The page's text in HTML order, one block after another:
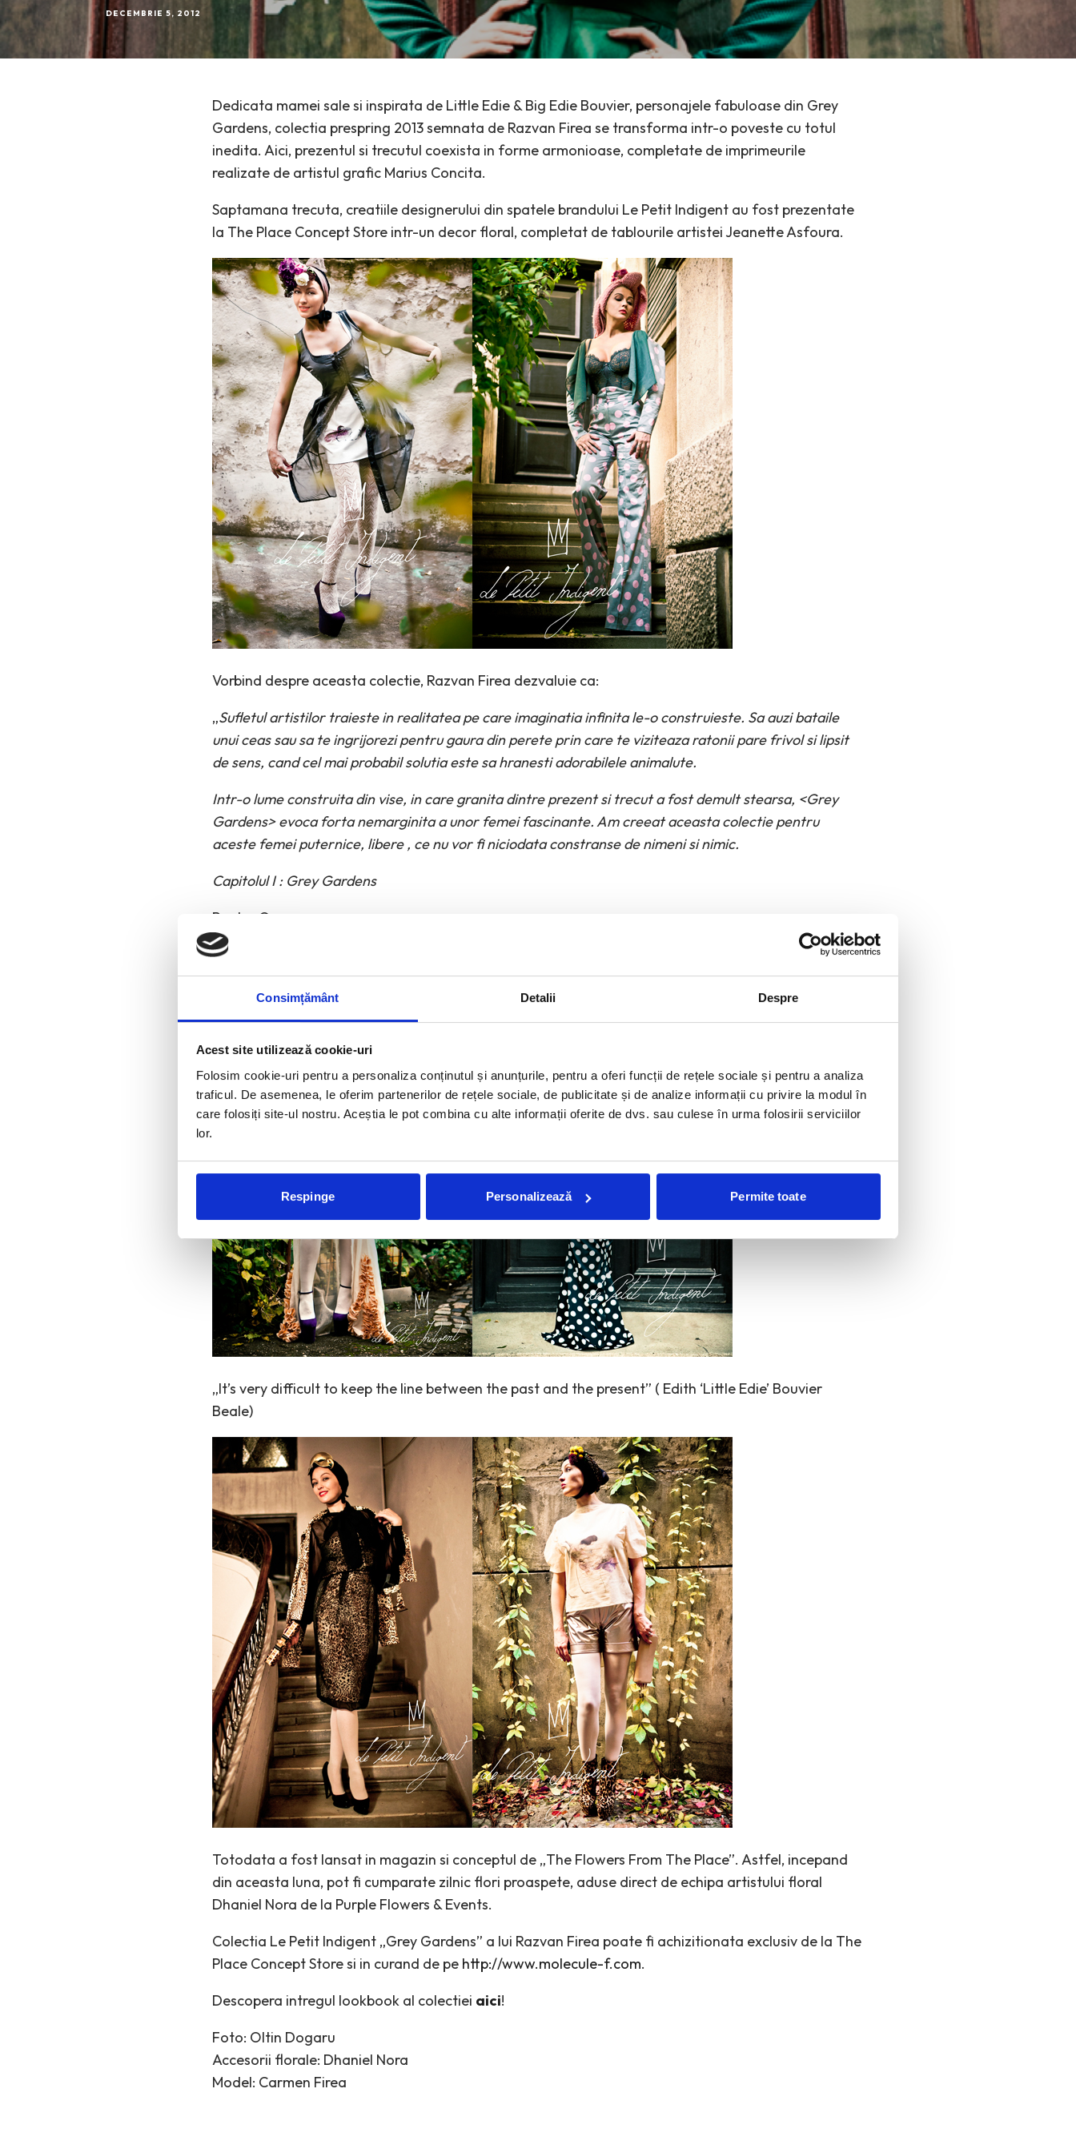
Consimțământ Detalii Despre
Acest site utilizează cookie-uri
Folosim cookie-uri pentru a personaliza conținutul și anunțurile, pentru a oferi funcții de rețele sociale și pentru a analiza
traficul. De asemenea, le oferim partenerilor de rețele sociale, de publicitate și de analize informații cu privire la modul în
care folosiți site-ul nostru. Aceștia le pot combina cu alte informații oferite de dvs. sau culese în urma folosirii serviciilor
lor.
Respinge Personalizează Permite toate
DECEMBRIE 5, 2012
Dedicata mamei sale si inspirata de Little Edie & Big Edie Bouvier, personajele fabuloase din Grey
Gardens, colectia prespring 2013 semnata de Razvan Firea se transforma intr-o poveste cu totul
inedita. Aici, prezentul si trecutul coexista in forme armonioase, completate de imprimeurile
realizate de artistul grafic Marius Concita.
Saptamana trecuta, creatiile designerului din spatele brandului Le Petit Indigent au fost prezentate
la The Place Concept Store intr-un decor floral, completat de tablourile artistei Jeanette Asfoura.
Vorbind despre aceasta colectie, Razvan Firea dezvaluie ca:
„Sufletul artistilor traieste in realitatea pe care imaginatia infinita le-o construieste. Sa auzi bataile
unui ceas sau sa te ingrijorezi pentru gaura din perete prin care te viziteaza ratonii pare frivol si lipsit
de sens, cand cel mai probabil solutia este sa hranesti adorabilele animalute.
Intr-o lume construita din vise, in care granita dintre prezent si trecut a fost demult stearsa, <Grey
Gardens> evoca forta nemarginita a unor femei fascinante. Am creeat aceasta colectie pentru
aceste femei puternice, libere , ce nu vor fi niciodata constranse de nimeni si nimic.
Capitolul I : Grey Gardens
Pentru Carmen,
frumoasa mea mama”
„It’s very difficult to keep the line between the past and the present” ( Edith ‘Little Edie’ Bouvier
Beale)
Totodata a fost lansat in magazin si conceptul de „The Flowers From The Place”. Astfel, incepand
din aceasta luna, pot fi cumparate zilnic flori proaspete, aduse direct de echipa artistului floral
Dhaniel Nora de la Purple Flowers & Events.
Colectia Le Petit Indigent „Grey Gardens” a lui Razvan Firea poate fi achizitionata exclusiv de la The
Place Concept Store si in curand de pe http://www.molecule-f.com.
Descopera intregul lookbook al colectiei aici!
Foto: Oltin Dogaru
Accesorii florale: Dhaniel Nora
Model: Carmen Firea